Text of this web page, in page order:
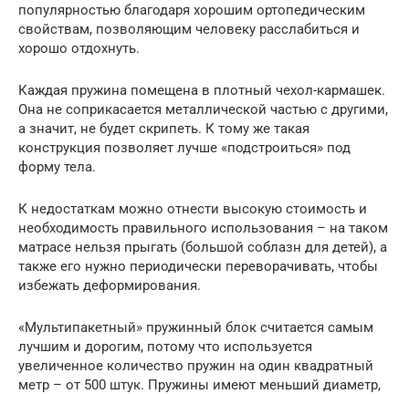
популярностью благодаря хорошим ортопедическим
свойствам, позволяющим человеку расслабиться и
хорошо отдохнуть.
Каждая пружина помещена в плотный чехол-кармашек.
Она не соприкасается металлической частью с другими,
а значит, не будет скрипеть. К тому же такая
конструкция позволяет лучше «подстроиться» под
форму тела.
К недостаткам можно отнести высокую стоимость и
необходимость правильного использования – на таком
матрасе нельзя прыгать (большой соблазн для детей), а
также его нужно периодически переворачивать, чтобы
избежать деформирования.
«Мультипакетный» пружинный блок считается самым
лучшим и дорогим, потому что используется
увеличенное количество пружин на один квадратный
метр – от 500 штук. Пружины имеют меньший диаметр,